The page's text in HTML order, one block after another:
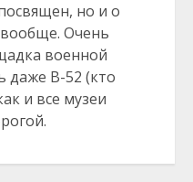
но и о
Очень
военной
даже B-52 (кто
и все музеи